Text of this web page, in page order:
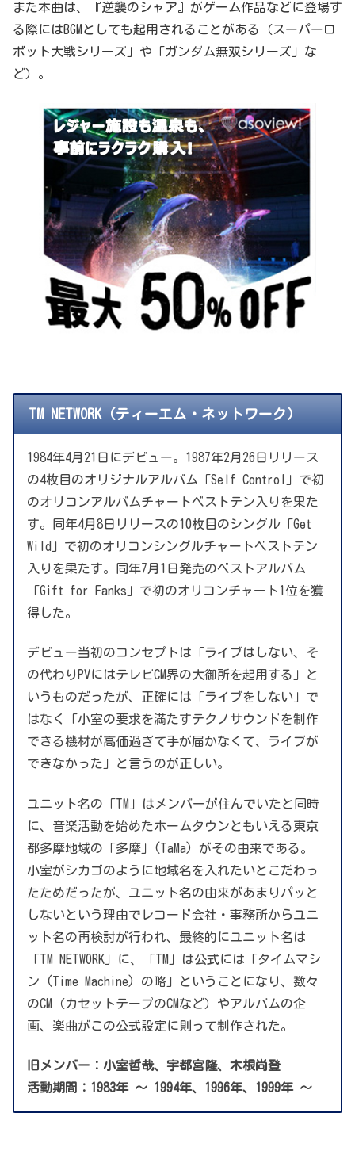
また本曲は、『逆襲のシャア』がゲーム作品などに登場す
る際にはBGMとしても起用されることがある（スーパーロ
ボット大戦シリーズ」や「ガンダム無双シリーズ」な
ど）。
TM NETWORK（ティーエム・ネットワーク）
1984年4月21日にデビュー。1987年2月26日リリース
の4枚目のオリジナルアルバム「Self Control」で初
のオリコンアルバムチャートベストテン入りを果た
す。同年4月8日リリースの10枚目のシングル「Get
Wild」で初のオリコンシングルチャートベストテン
入りを果たす。同年7月1日発売のベストアルバム
「Gift for Fanks」で初のオリコンチャート1位を獲
得した。
デビュー当初のコンセプトは「ライブはしない、そ
の代わりPVにはテレビCM界の大御所を起用する」と
いうものだったが、正確には「ライブをしない」で
はなく「小室の要求を満たすテクノサウンドを制作
できる機材が高価過ぎて手が届かなくて、ライブが
できなかった」と言うのが正しい。
ユニット名の「TM」はメンバーが住んでいたと同時
に、音楽活動を始めたホームタウンともいえる東京
都多摩地域の「多摩」(TaMa) がその由来である。
小室がシカゴのように地域名を入れたいとこだわっ
たためだったが、ユニット名の由来があまりパッと
しないという理由でレコード会社・事務所からユニ
ット名の再検討が行われ、最終的にユニット名は
「TM NETWORK」に、「TM」は公式には「タイムマシ
ン (Time Machine) の略」ということになり、数々
のCM（カセットテープのCMなど）やアルバムの企
画、楽曲がこの公式設定に則って制作された。
旧メンバー：小室哲哉、宇都宮隆、木根尚登
活動期間：1983年 ～ 1994年、1996年、1999年 ～